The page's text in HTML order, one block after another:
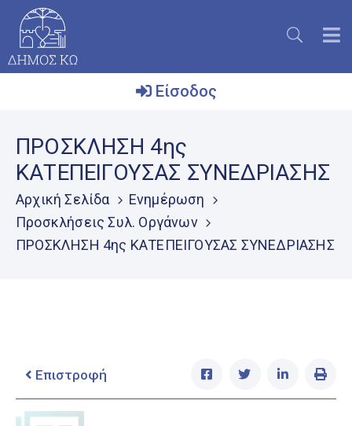
Δήμος
Το
Νησί
Ενημέρωση
English
Είσοδος
ΠΡΟΣΚΛΗΣΗ 4ης
ΚΑΤΕΠΕΙΓΟΥΣΑΣ ΣΥΝΕΔΡΙΑΣΗΣ
Αρχική Σελίδα
Ενημέρωση
Προσκλήσεις Συλ. Οργάνων
ΠΡΟΣΚΛΗΣΗ 4ης ΚΑΤΕΠΕΙΓΟΥΣΑΣ ΣΥΝΕΔΡΙΑΣΗΣ
Επιστροφή